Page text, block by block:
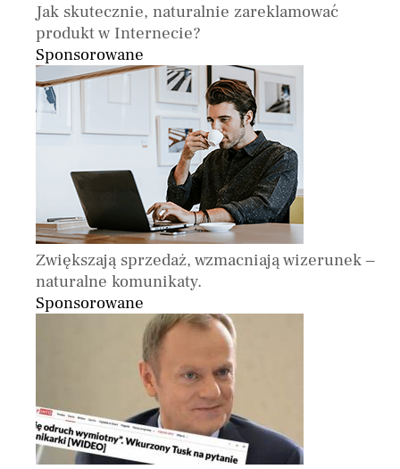
Jak skutecznie, naturalnie zareklamować
produkt w Internecie?
Sponsorowane
Zwiększają sprzedaż, wzmacniają wizerunek –
naturalne komunikaty.
Sponsorowane